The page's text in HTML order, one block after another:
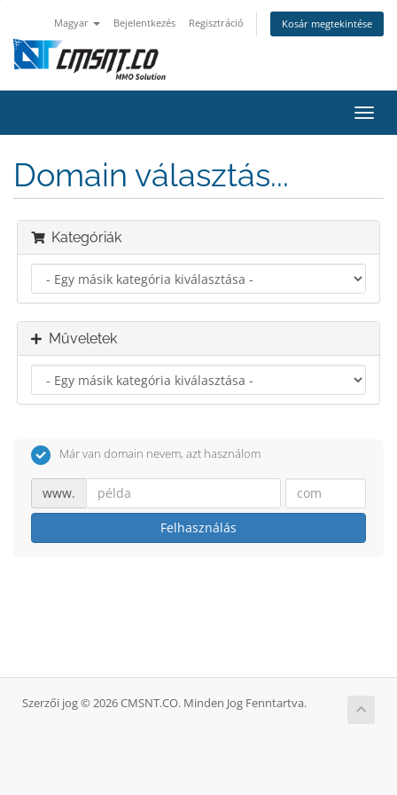
Magyar Bejelentkezés Regisztráció Kosár megtekintése
a
Domain választás...
Kategóriák
Műveletek
Már van domain nevem, azt használom
www.
Felhasználás
Szerzői jog © 2026 CMSNT.CO. Minden Jog Fenntartva.